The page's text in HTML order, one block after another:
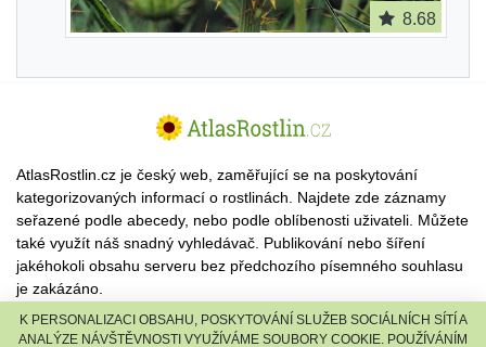
8.68
AtlasRostlin.cz je český web, zaměřující se na poskytování
kategorizovaných informací o rostlinách. Najdete zde záznamy
seřazené podle abecedy, nebo podle oblíbenosti uživateli. Můžete
také využít náš snadný vyhledávač. Publikování nebo šíření
jakéhokoli obsahu serveru bez předchozího písemného souhlasu
je zakázáno.
© 2026 AtlasRostlin.cz |TISCALI MEDIA, a.s.|Člen skupiny
K PERSONALIZACI OBSAHU, POSKYTOVÁNÍ SLUŽEB SOCIÁLNÍCH SÍTÍ A
ANALÝZE NÁVŠTĚVNOSTI VYUŽÍVÁME SOUBORY COOKIE. POUŽÍVÁNÍM